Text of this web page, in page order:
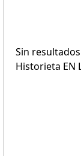
Sin
Historieta EN